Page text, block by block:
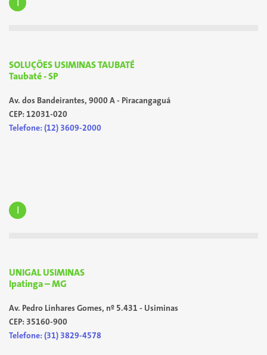
SOLUÇÕES USIMINAS TAUBATÉ
Taubaté - SP
Av. dos Bandeirantes, 9000 A - Piracangaguá
CEP: 12031-020
Telefone: (12) 3609-2000
UNIGAL USIMINAS
Ipatinga – MG
Av. Pedro Linhares Gomes, nº 5.431 - Usiminas
CEP: 35160-900
Telefone: (31) 3829-4578